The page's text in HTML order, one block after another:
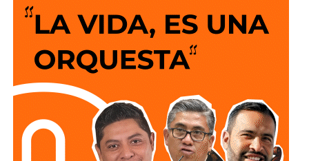
ofrecer un servicio más confiable para miles de familias.
La semana pasada concluyeron los trabajos de
mantenimiento y restauración en los módulos donde se
lleva a cabo el proceso de potabilización del agua, para
continuar con la limpieza y mantenimiento integral de las
instalaciones de la planta.
La siguiente etapa contempla el equipamiento de los
tanques de floculación y sedimentación, donde las
partículas e impurezas que contiene el agua se agrupan y